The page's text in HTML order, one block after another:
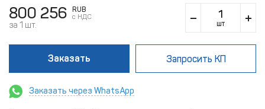
800 256
RUB
c НДС
за 1 шт. шт
Заказать Запросить КП
Заказать через WhatsApp